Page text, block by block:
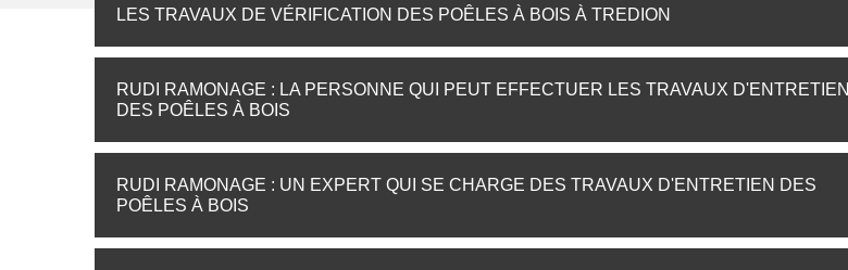
LES TRAVAUX DE VÉRIFICATION DES POÊLES À BOIS À TREDION
RUDI RAMONAGE : LA PERSONNE QUI PEUT EFFECTUER LES TRAVAUX D'ENTRETIEN
DES POÊLES À BOIS
RUDI RAMONAGE : UN EXPERT QUI SE CHARGE DES TRAVAUX D'ENTRETIEN DES
POÊLES À BOIS